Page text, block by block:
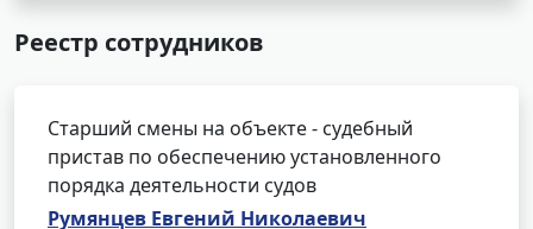
Реестр сотрудников
Старший смены на объекте - судебный
пристав по обеспечению установленного
порядка деятельности судов
Румянцев Евгений Николаевич